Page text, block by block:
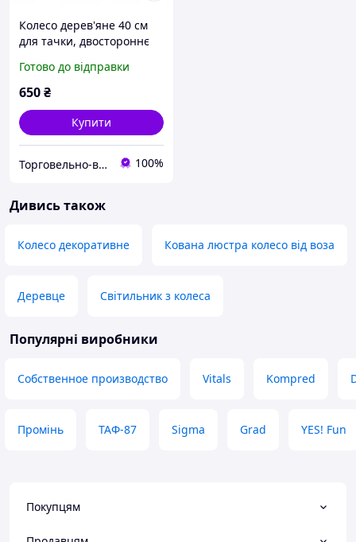
Колесо дерев'яне 40 см
для тачки, двостороннє
Готово до відправки
650₴
Купити
Торговельно-виробнича компанія "ДОМЗА" 100%
Дивись також
Колесо декоративне Кована люстра колесо від воза
Деревце Світильник з колеса
Популярні виробники
Собственное производство Vitals Kompred
Промінь ТАФ-87 Sigma Grad YES! Fun
Покупцям